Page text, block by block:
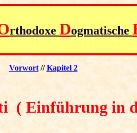
rthodoxe Dogmatische
Vorwort//Kapitel 2
( Einführung in